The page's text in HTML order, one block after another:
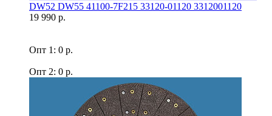
DW52 DW55 41100-7F215 33120-01120 3312001120
19 990 р.
Опт 1: 0 р.
Опт 2: 0 р.